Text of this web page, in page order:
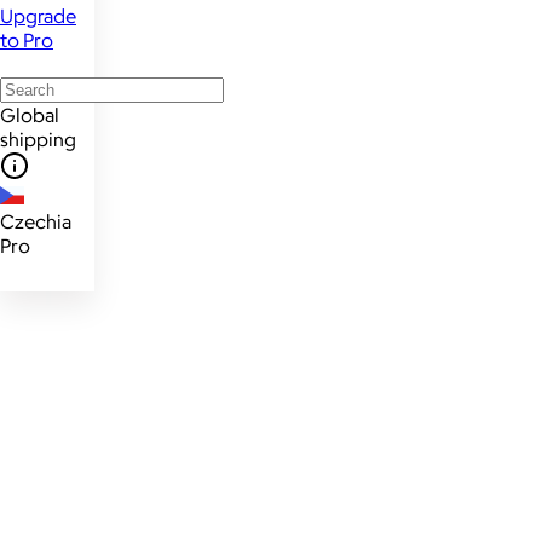
Upgrade
to Pro
Global
shipping
Czechia
Pro